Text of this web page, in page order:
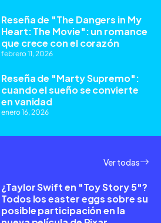
Reseña de "The Dangers in My
Heart: The Movie": un romance
que crece con el corazón
febrero 11, 2026
Reseña de "Marty Supremo":
cuando el sueño se convierte
en vanidad
enero 16, 2026
Ver todas
¿Taylor Swift en "Toy Story 5"?
Todos los easter eggs sobre su
posible participación en la